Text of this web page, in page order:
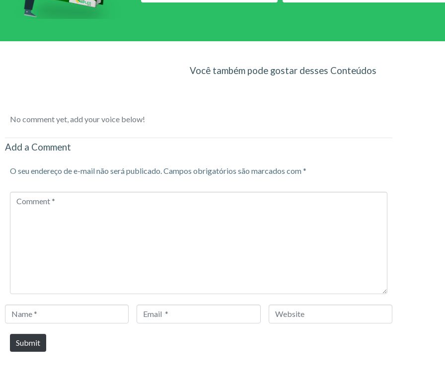
Você também pode gostar desses Conteúdos
No comment yet, add your voice below!
Add a Comment
O seu endereço de e-mail não será publicado. Campos obrigatórios são marcados com*
Comment
Name
Email
Website
Submit